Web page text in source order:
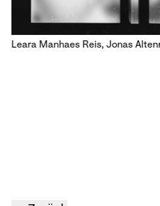
Leara Manhaes Reis, Jonas